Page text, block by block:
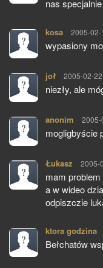
nas
kosa pisze:
2005-02-
wypasiony
joł pisze:
2005-02-
niezły, ale
anonim pisze:
2005-
mogligbyście
Łukasz pisze:
2005-
mam
a w wideo
odpiszczie
ktora godzina
Bełchatów